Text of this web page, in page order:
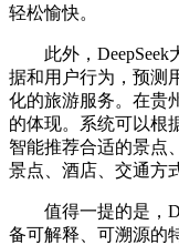
轻松愉快。
此外，DeepSeek
据和用户行为，预测
化的旅游服务。在贵
的体现。系统可以根
智能推荐合适的景点
景点、酒店、交通方
值得一提的是，
备可解释、可溯源的